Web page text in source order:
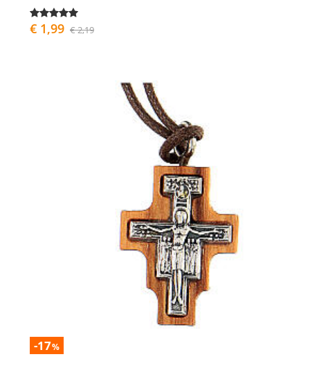
€ 1,99 € 2,19
-17%